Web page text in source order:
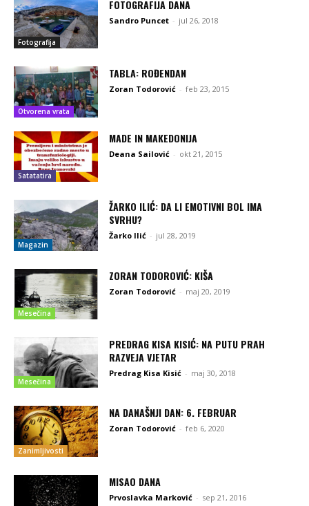
Fotografija
FOTOGRAFIJA DANA
Sandro Puncet - jul 26, 2018
Otvorena vrata
TABLA: ROĐENDAN
Zoran Todorović - feb 23, 2015
Satatatira
MADE IN MAKEDONIJA
Deana Sailović - okt 21, 2015
Magazin
ŽARKO ILIĆ: DA LI EMOTIVNI BOL IMA
SVRHU?
Žarko Ilić - jul 28, 2019
Mesečina
ZORAN TODOROVIĆ: KIŠA
Zoran Todorović - maj 20, 2019
Mesečina
PREDRAG KISA KISIĆ: NA PUTU PRAH
RAZVEJA VJETAR
Predrag Kisa Kisić - maj 30, 2018
Zanimljivosti
NA DANAŠNJI DAN: 6. FEBRUAR
Zoran Todorović - feb 6, 2020
MISAO DANA
Prvoslavka Marković - sep 21, 2016